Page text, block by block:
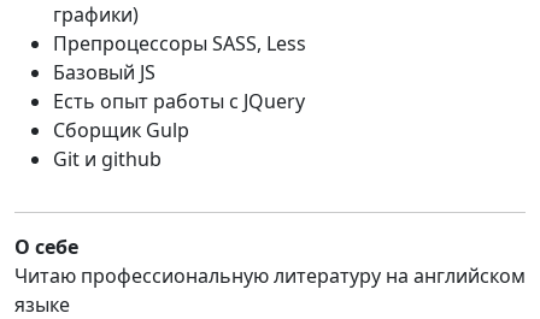
графики)
Препроцессоры SASS, Less
Базовый JS
Есть опыт работы с JQuery
Сборщик Gulp
Git и github
О себе
Читаю профессиональную литературу на английском
языке